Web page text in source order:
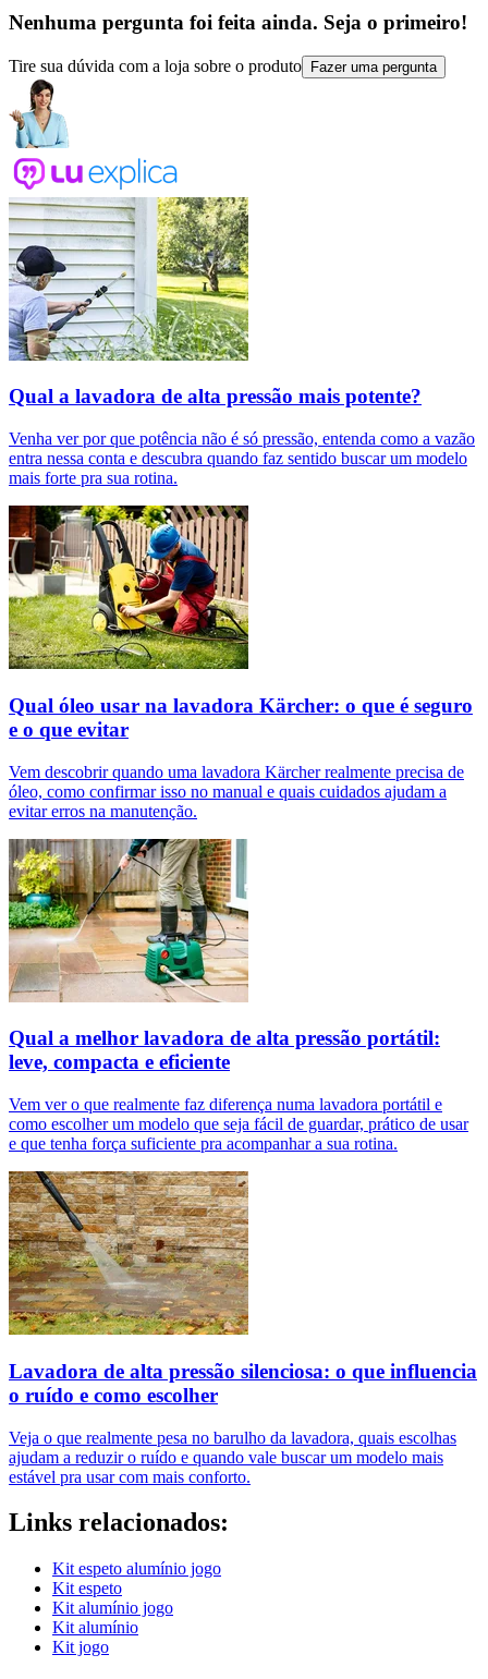
Nenhuma pergunta foi feita ainda. Seja o primeiro!
Tire sua dúvida com a loja sobre o produto Fazer uma pergunta
Qual a lavadora de alta pressão mais potente?
Venha ver por que potência não é só pressão, entenda como a vazão
entra nessa conta e descubra quando faz sentido buscar um modelo
mais forte pra sua rotina.
Qual óleo usar na lavadora Kärcher: o que é seguro
e o que evitar
Vem descobrir quando uma lavadora Kärcher realmente precisa de
óleo, como confirmar isso no manual e quais cuidados ajudam a
evitar erros na manutenção.
Qual a melhor lavadora de alta pressão portátil:
leve, compacta e eficiente
Vem ver o que realmente faz diferença numa lavadora portátil e
como escolher um modelo que seja fácil de guardar, prático de usar
e que tenha força suficiente pra acompanhar a sua rotina.
Lavadora de alta pressão silenciosa: o que influencia
o ruído e como escolher
Veja o que realmente pesa no barulho da lavadora, quais escolhas
ajudam a reduzir o ruído e quando vale buscar um modelo mais
estável pra usar com mais conforto.
Links relacionados:
Kit espeto alumínio jogo
Kit espeto
Kit alumínio jogo
Kit alumínio
Kit jogo